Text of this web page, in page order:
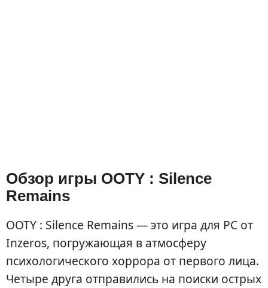
Обзор игры OOTY : Silence
Remains
OOTY : Silence Remains — это игра для PC от
Inzeros, погружающая в атмосферу
психологического хоррора от первого лица.
Четыре друга отправились на поиски острых